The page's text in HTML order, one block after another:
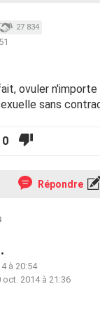
27 834
ovuler n'importe
sans
0
Répondre
à 20:54
oct. 2014 à 21:36